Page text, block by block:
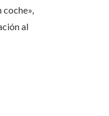
coche»,
al